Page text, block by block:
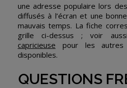
une adresse populaire lors
diffusés à l’écran et une
mauvais temps. La fiche
grille ci-dessus ; voir
capricieuse pour les autres
disponibles.
QUESTIONS